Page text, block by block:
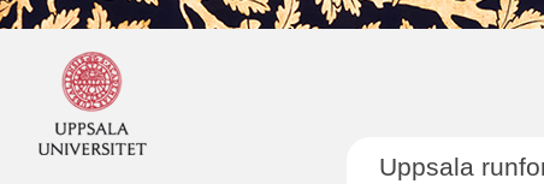
Uppsala